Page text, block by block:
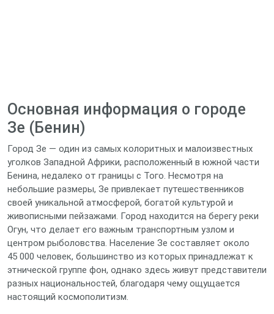
Основная информация о городе
Зе (Бенин)
Город Зе — один из самых колоритных и малоизвестных
уголков Западной Африки, расположенный в южной части
Бенина, недалеко от границы с Того. Несмотря на
небольшие размеры, Зе привлекает путешественников
своей уникальной атмосферой, богатой культурой и
живописными пейзажами. Город находится на берегу реки
Огун, что делает его важным транспортным узлом и
центром рыболовства. Население Зе составляет около
45 000 человек, большинство из которых принадлежат к
этнической группе фон, однако здесь живут представители
разных национальностей, благодаря чему ощущается
настоящий космополитизм.